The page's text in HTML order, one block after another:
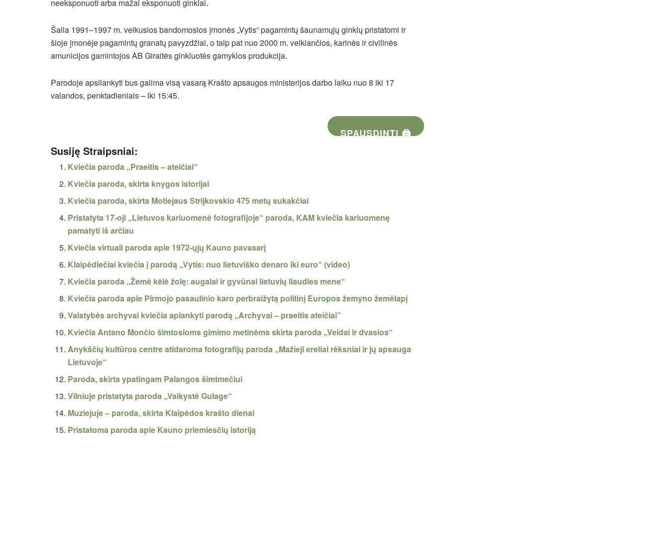
neeksponuoti arba mažai eksponuoti ginklai.
Šalia 1991–1997 m. veikusios bandomosios įmonės „Vytis“ pagamintų šaunamųjų ginklų pristatomi ir
šioje įmonėje pagamintų granatų pavyzdžiai, o taip pat nuo 2000 m. veikiančios, karinės ir civilinės
amunicijos gamintojos AB Giraitės ginkluotės gamyklos produkcija.
Parodoje apsilankyti bus galima visą vasarą Krašto apsaugos ministerijos darbo laiku nuo 8 iki 17
valandos, penktadieniais – iki 15:45.
SPAUSDINTI 🖨
Susiję Straipsniai:
Kviečia paroda „Praeitis – ateičiai“
Kviečia paroda, skirta knygos istorijai
Kviečia paroda, skirta Motiejaus Strijkovskio 475 metų sukakčiai
Pristatyta 17-oji „Lietuvos kariuomenė fotografijoje“ paroda, KAM kviečia kariuomenę
pamatyti iš arčiau
Kviečia virtuali paroda apie 1972-ųjų Kauno pavasarį
Klaipėdiečiai kviečia į parodą „Vytis: nuo lietuviško denaro iki euro“ (video)
Kviečia paroda „Žemė kėlė žolę: augalai ir gyvūnai lietuvių liaudies mene“
Kviečia paroda apie Pirmojo pasaulinio karo perbraižytą politinį Europos žemyno žemėlapį
Valstybės archyvai kviečia aplankyti parodą „Archyvai – praeitis ateičiai”
Kviečia Antano Mončio šimtosioms gimimo metinėms skirta paroda „Veidai ir dvasios“
Anykščių kultūros centre atidaroma fotografijų paroda „Mažieji ereliai rėksniai ir jų apsauga
Lietuvoje“
Paroda, skirta ypatingam Palangos šimtmečiui
Vilniuje pristatyta paroda „Vaikystė Gulage“
Muziejuje – paroda, skirta Klaipėdos krašto dienai
Pristatoma paroda apie Kauno priemiesčių istoriją